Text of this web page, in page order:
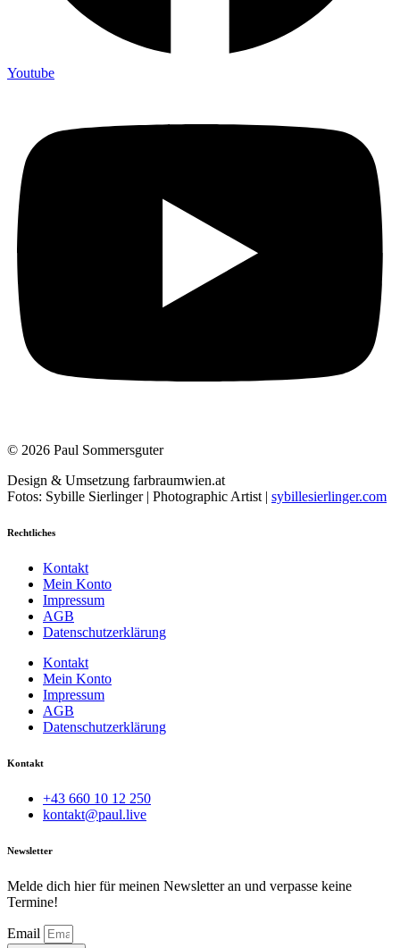
Youtube
© 2026 Paul Sommersguter
Design & Umsetzung farbraumwien.at
Fotos: Sybille Sierlinger | Photographic Artist | sybillesierlinger.com
Rechtliches
Kontakt
Mein Konto
Impressum
AGB
Datenschutzerklärung
Kontakt
Mein Konto
Impressum
AGB
Datenschutzerklärung
Kontakt
+43 660 10 12 250
kontakt@paul.live
Newsletter
Melde dich hier für meinen Newsletter an und verpasse keine
Termine!
Email